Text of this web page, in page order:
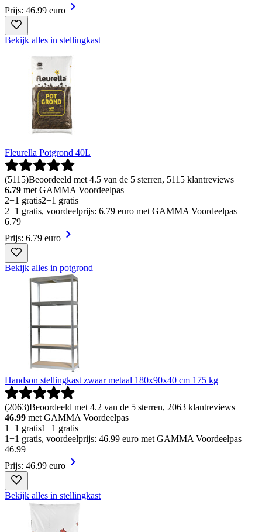
Prijs: 46.99 euro
Bekijk alles in stellingkast
Fleurella Potgrond 40L
(5115)Beoordeeld met 4.5 van de 5 sterren, 5115 klantreviews
6.79 met GAMMA Voordeelpas
2+1 gratis2+1 gratis
2+1 gratis, voordeelprijs: 6.79 euro met GAMMA Voordeelpas
6.79
Prijs: 6.79 euro
Bekijk alles in potgrond
Handson stellingkast zwaar metaal 180x90x40 cm 175 kg
(2063)Beoordeeld met 4.2 van de 5 sterren, 2063 klantreviews
46.99 met GAMMA Voordeelpas
1+1 gratis1+1 gratis
1+1 gratis, voordeelprijs: 46.99 euro met GAMMA Voordeelpas
46.99
Prijs: 46.99 euro
Bekijk alles in stellingkast